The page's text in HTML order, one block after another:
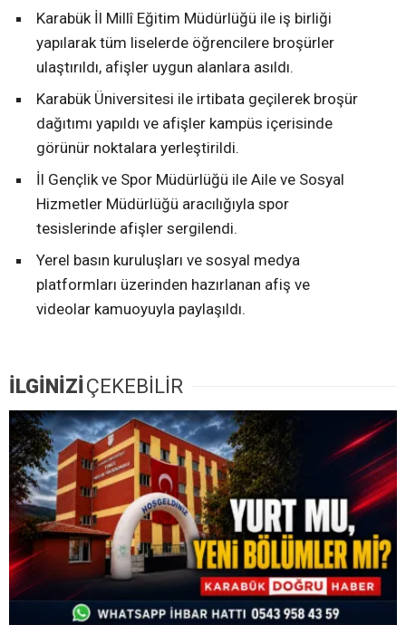
Karabük İl Millî Eğitim Müdürlüğü ile iş birliği
yapılarak tüm liselerde öğrencilere broşürler
ulaştırıldı, afişler uygun alanlara asıldı.
Karabük Üniversitesi ile irtibata geçilerek broşür
dağıtımı yapıldı ve afişler kampüs içerisinde
görünür noktalara yerleştirildi.
İl Gençlik ve Spor Müdürlüğü ile Aile ve Sosyal
Hizmetler Müdürlüğü aracılığıyla spor
tesislerinde afişler sergilendi.
Yerel basın kuruluşları ve sosyal medya
platformları üzerinden hazırlanan afiş ve
videolar kamuoyuyla paylaşıldı.
İLGİNİZİÇEKEBİLİR